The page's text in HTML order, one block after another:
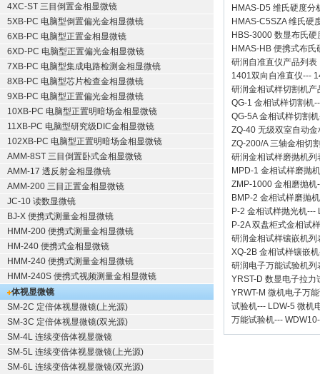
4XC-ST 三目倒置金相显微镜
5XB-PC 电脑型倒置偏光金相显微镜
6XB-PC 电脑型正置金相显微镜
6XD-PC 电脑型正置偏光金相显微镜
7XB-PC 电脑型集成电路检测金相显微镜
8XB-PC 电脑型芯片检查金相显微镜
9XB-PC 电脑型正置偏光金相显微镜
10XB-PC 电脑型正置明暗场金相显微镜
11XB-PC 电脑型研究级DIC金相显微镜
102XB-PC 电脑型正置明暗场金相显微镜
AMM-8ST 三目倒置卧式金相显微镜
AMM-17 透反射金相显微镜
AMM-200 三目正置金相显微镜
JC-10 读数显微镜
BJ-X 便携式测量金相显微镜
HMM-200 便携式测量金相显微镜
HM-240 便携式金相显微镜
HMM-240 便携式测量金相显微镜
HMM-240S 便携式视频测量金相显微镜
体视显微镜
SM-2C 定倍体视显微镜(上光源)
SM-3C 定倍体视显微镜(双光源)
SM-4L 连续变倍体视显微镜
SM-5L 连续变倍体视显微镜(上光源)
SM-6L 连续变倍体视显微镜(双光源)
HMAS-D5 维氏硬度分
HMAS-C5SZA 维氏硬
HBS-3000 数显布氏硬
HMAS-HB 便携式布氏
研润自准直仪产品列表
1401双向自准直仪---
研润金相试样切割机产
QG-1 金相试样切割机
QG-5A 金相试样切割机
ZQ-40 无级双室自动金
ZQ-200/A 三轴金相切
研润金相试样磨抛机列
MPD-1 金相试样磨抛机
ZMP-1000 金相磨抛机
BMP-2 金相试样磨抛机
P-2 金相试样抛光机---
P-2A 双盘柜式金相试
研润金相试样镶嵌机列
XQ-2B 金相试样镶嵌机
研润电子万能试验机列
YRST-D 数显电子拉力
YRWT-M 微机电子万
试验机--- LDW-5 微机
万能试验机---